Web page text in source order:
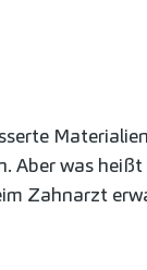
Aber was heißt
Zahnarzt